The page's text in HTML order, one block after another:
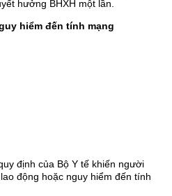
hưởng BHXH một lần.
hiểm đến tính mạng
định của Bộ Y tế khiến người
động hoặc nguy hiểm đến tính